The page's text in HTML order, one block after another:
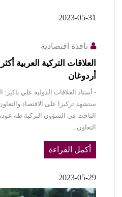
2023-05-31
نافذة اقتصادية
العلاقات التركية العربية
أردوغان
- أستاذ العلاقات الدولية علي باكير:
ستشهد تركيزا على الاقتصاد
الباحث في الشؤون التركية طه
التعاون...
أكمل القراءة
2023-05-29